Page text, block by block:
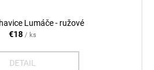
Lumáče - ružové
€18 / ks
DETAIL